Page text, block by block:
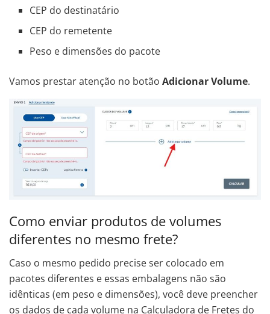
CEP do destinatário
CEP do remetente
Peso e dimensões do pacote
Vamos prestar atenção no botão Adicionar Volume.
Como enviar produtos de volumes
diferentes no mesmo frete?
Caso o mesmo pedido precise ser colocado em
pacotes diferentes e essas embalagens não são
idênticas (em peso e dimensões), você deve preencher
os dados de cada volume na Calculadora de Fretes do